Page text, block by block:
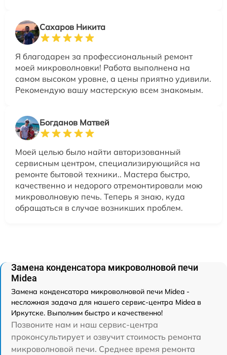
Сахаров Никита
Я благодарен за профессиональный ремонт
моей микроволновки! Работа выполнена на
самом высоком уровне, а цены приятно удивили.
Рекомендую вашу мастерскую всем знакомым.
Богданов Матвей
Моей целью было найти авторизованный
сервисным центром, специализирующийся на
ремонте бытовой техники.. Мастера быстро,
качественно и недорого отремонтировали мою
микроволновую печь. Теперь я знаю, куда
обращаться в случае возникших проблем.
Замена конденсатора микроволновой печи
Midea
Замена конденсатора микроволновой печи Midea -
несложная задача для нашего сервис-центра Midea в
Иркутске. Выполним быстро и качественно!
Позвоните нам и наш сервис-центра
проконсультирует и озвучит стоимость ремонта
микроволновой печи. Среднее время ремонта